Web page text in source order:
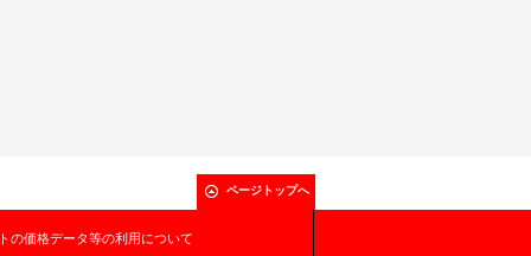
ページトップへ
の価格データ等の利用について